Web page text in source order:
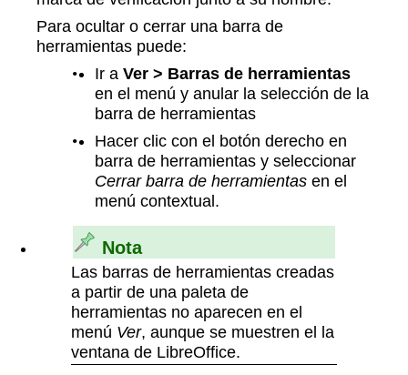
Para ocultar o cerrar una barra de
herramientas puede:
Ir aVer > Barras de herramientas
en el menú y anular la selección de la
barra de herramientas
Hacer clic con el botón derecho en
barra de herramientas y seleccionar
Cerrar barra de herramientas en el
menú contextual.
Nota
Las barras de herramientas creadas
a partir de una paleta de
herramientas no aparecen en el
menú Ver, aunque se muestren el la
ventana de LibreOffice.